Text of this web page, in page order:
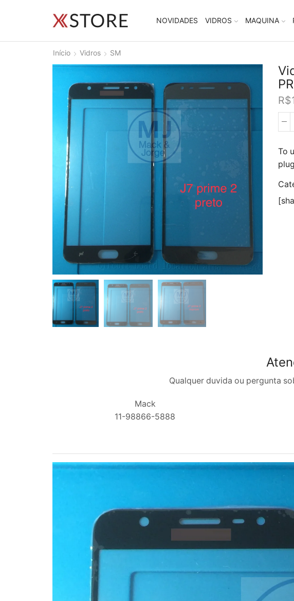
NOVIDADES VIDROS MAQUINA
Início Vidros SM
R$
To
Qualquer duvida ou pergunta
Mack
11-98866-5888